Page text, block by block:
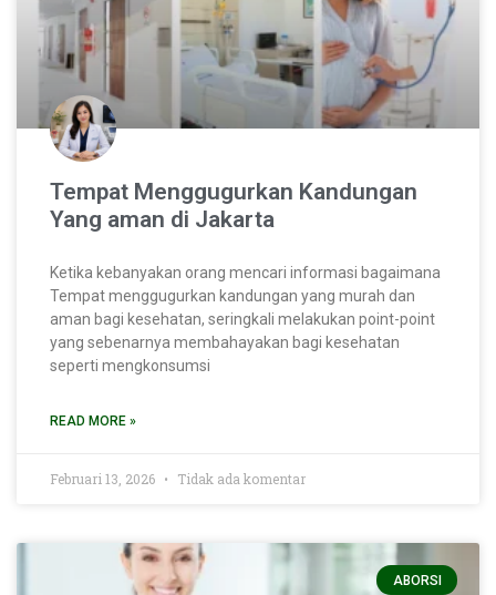
Tempat Menggugurkan Kandungan
Yang aman di Jakarta
Ketika kebanyakan orang mencari informasi bagaimana
Tempat menggugurkan kandungan yang murah dan
aman bagi kesehatan, seringkali melakukan point-point
yang sebenarnya membahayakan bagi kesehatan
seperti mengkonsumsi
READ MORE »
Februari 13, 2026 Tidak ada komentar
ABORSI